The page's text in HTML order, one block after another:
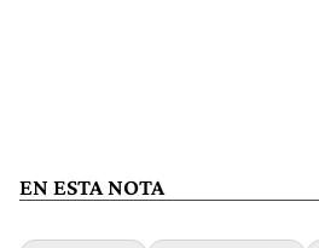
EN ESTA NOTA